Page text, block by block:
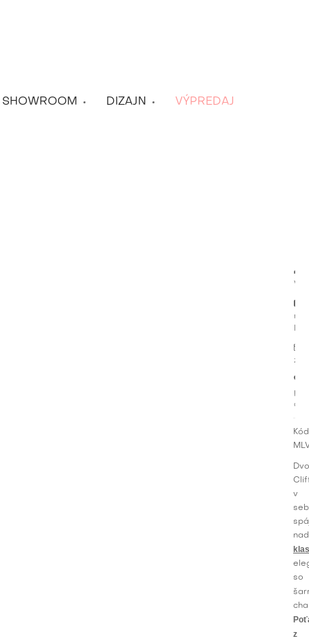
SHOWROOM DIZAJN VÝPREDAJ
na
v
so
z